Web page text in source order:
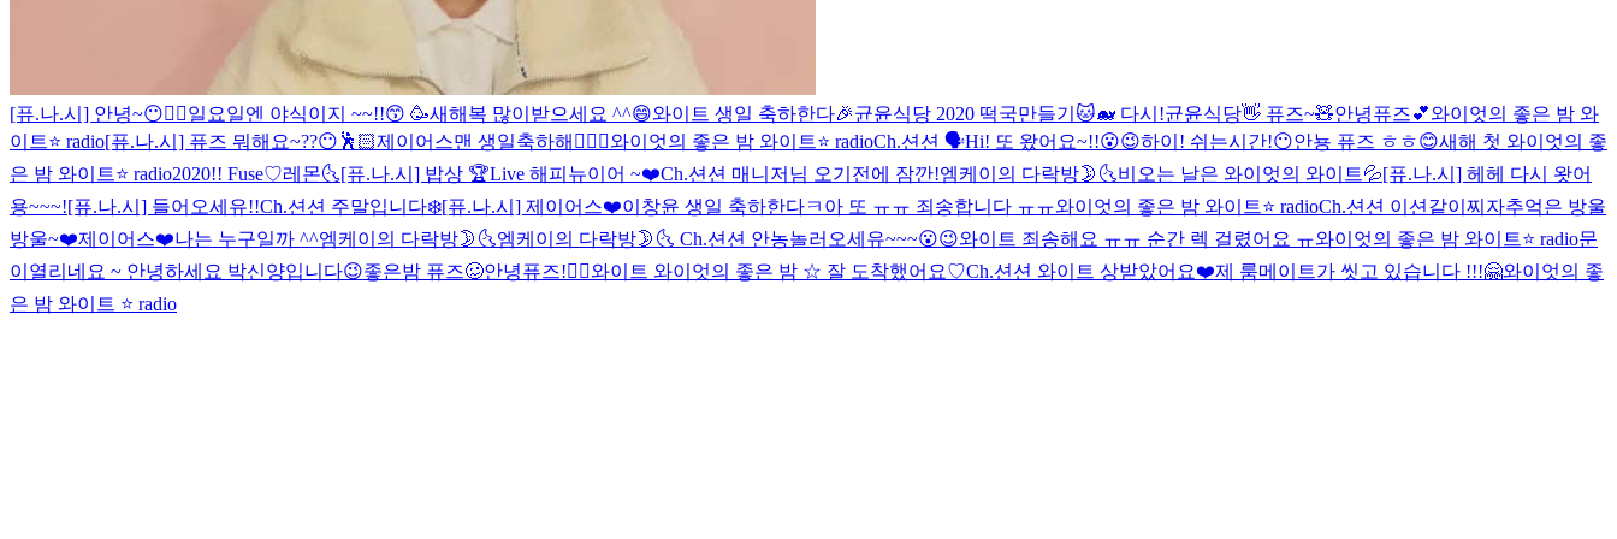
[퓨.나.시] 안녕~😶✌🏻일요일엔 야식이지 ~~!!😙 🥳새해복 많이받으세요 ^^😄와이트 생일 축하한다🎉균윤식당 2020 떡국만들기🐱🐋 다시!균윤식당👋 퓨즈~🧸안녕퓨즈💕와이엇의 좋은 밤 와
이트⭐️ radio[퓨.나.시] 퓨즈 뭐해요~??😶🕺🏻제이어스맨 생일축하해👨‍❤️‍👨와이엇의 좋은 밤 와이트⭐️ radioCh.션션 🗣Hi! 또 왔어요~!!😮😉하이! 쉬는시간!😶안뇽 퓨즈 ㅎㅎ😊새해 첫 와이엇의 좋
은 밤 와이트⭐️ radio2020!! Fuse♡레몬🌜[퓨.나.시] 밥상 🏆Live 해피뉴이어 ~❤️Ch.션션 매니저님 오기전에 잠깐!엠케이의 다락방🌛🌜비오는 날은 와이엇의 와이트💦[퓨.나.시] 헤헤 다시 왓어
용~~~![퓨.나.시] 들어오세유!!Ch.션션 주말입니다❄️[퓨.나.시] 제이어스❤️이창윤 생일 축하한다ㅋ 아 또 ㅠㅠ 죄송합니다 ㅠㅠ와이엇의 좋은 밤 와이트⭐️ radioCh.션션 이션같이찌자추억은 방울
방울~❤️제이어스❤️나는 누구일까 ^^엠케이의 다락방🌛🌜엠케이의 다락방🌛🌜 Ch.션션 안농놀러오세유~~~😮😉와이트 죄송해요 ㅠㅠ 순간 렉 걸렸어요 ㅠ와이엇의 좋은 밤 와이트⭐️ radio문
이열리네요 ~ 안녕하세요 박신양입니다😉좋은밤 퓨즈🥴안녕퓨즈!👍🏻와이트 와이엇의 좋은 밤 ☆ 잘 도착했어요♡Ch.션션 와이트 상받았어요❤️제 룸메이트가 씻고 있습니다 !!!🤗와이엇의 좋
은 밤 와이트 ⭐️ radio